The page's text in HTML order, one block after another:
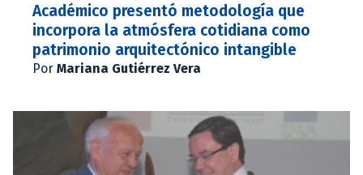
Académico presentó metodología que
incorpora la atmósfera cotidiana como
patrimonio arquitectónico intangible
Por Mariana Gutiérrez Vera